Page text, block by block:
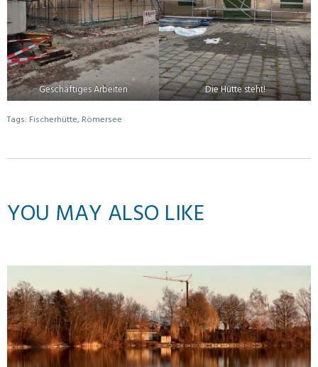
Geschäftiges Arbeiten Die Hütte steht!
Tags: Fischerhütte, Römersee
YOU MAY ALSO LIKE